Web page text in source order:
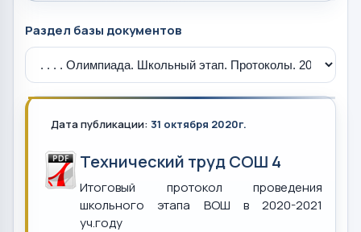
Раздел базы документов
Дата публикации: 31 октября 2020г.
Технический труд СОШ 4
Итоговый протокол проведения
школьного этапа ВОШ в 2020-2021
уч.году